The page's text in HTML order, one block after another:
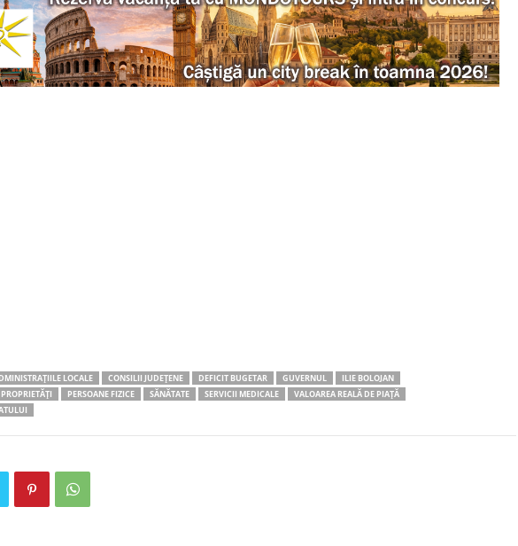
LOCALE CONSILII JUDEȚENE DEFICIT BUGETAR GUVERNUL
ILIE BOLOJAN
PERSOANE FIZICE SĂNĂTATE SERVICII MEDICALE
VALOAREA REALĂ DE PIAȚĂ